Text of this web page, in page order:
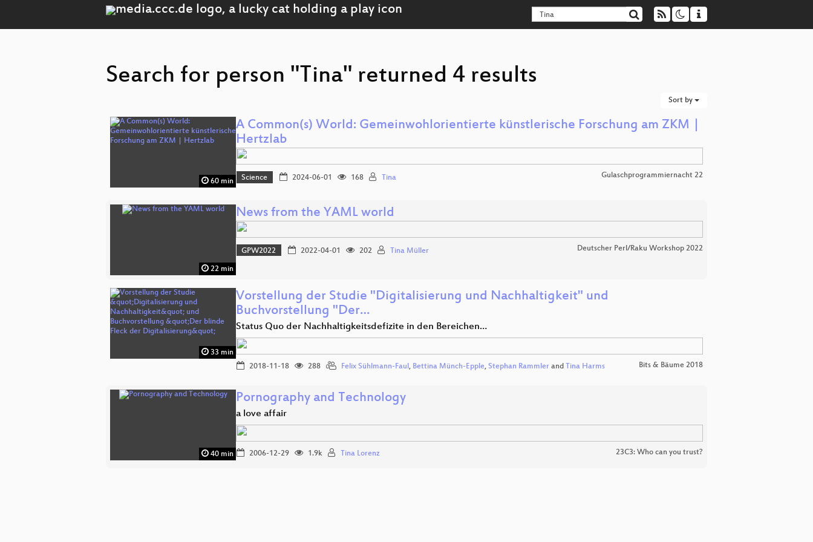
Search for person "Tina" returned 4 results
Sort by
60 min
A Common(s) World: Gemeinwohlorientierte künstlerische Forschung am ZKM |
Hertzlab
Science 2024-06-01 168 Tina Gulaschprogrammiernacht 22
22 min
News from the YAML world
GPW2022 2022-04-01 202 Tina Müller Deutscher Perl/Raku Workshop 2022
33 min
Vorstellung der Studie "Digitalisierung und Nachhaltigkeit" und
Buchvorstellung "Der…
Status Quo der Nachhaltigkeitsdefizite in den Bereichen…
2018-11-18 288 Felix Sühlmann-Faul , Bettina Münch-Epple, Stephan Rammler and Tina Harms Bits & Bäume 2018
40 min
Pornography and Technology
a love affair
2006-12-29 1.9k Tina Lorenz 23C3: Who can you trust?